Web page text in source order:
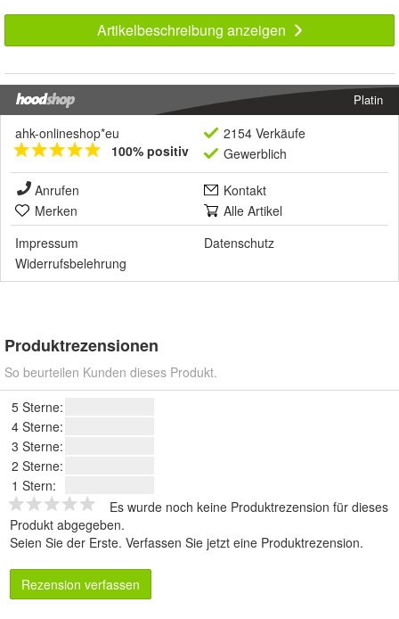
Artikelbeschreibung anzeigen
Platin
ahk-onlineshop*eu
100% positiv
2154 Verkäufe
Gewerblich
Anrufen
Kontakt
Merken
Alle Artikel
Impressum
Datenschutz
Widerrufsbelehrung
Produktrezensionen
So beurteilen Kunden dieses Produkt.
5 Sterne:
4 Sterne:
3 Sterne:
2 Sterne:
1 Stern:
Es wurde noch keine Produktrezension für dieses
Produkt abgegeben.
Seien Sie der Erste. Verfassen Sie jetzt eine Produktrezension.
Rezension verfassen